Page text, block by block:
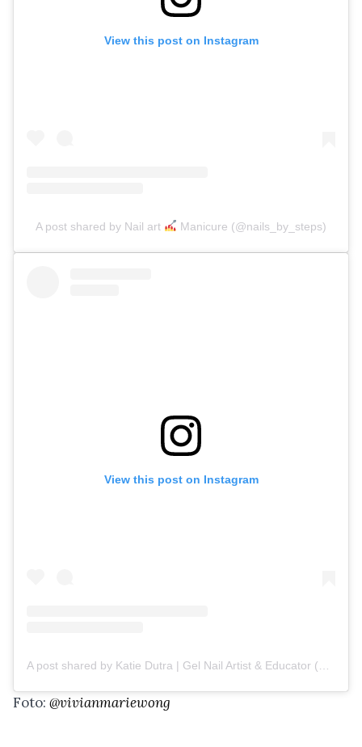
View this post on Instagram
A post shared by Nail art Manicure (@nails_by_steps)
View this post on Instagram
Foto: @vivianmariewong